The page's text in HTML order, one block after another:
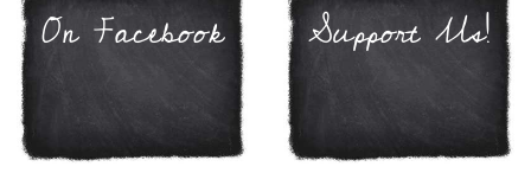
On Facebook Support Us!